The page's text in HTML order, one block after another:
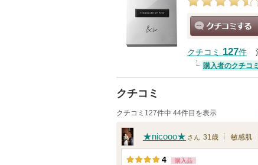
クチコミ 127件
購入者のクチコ
クチコミ
クチコミ127件中 44件目を表示
★nicooo★ さん 31歳 敏感肌
4 購入品